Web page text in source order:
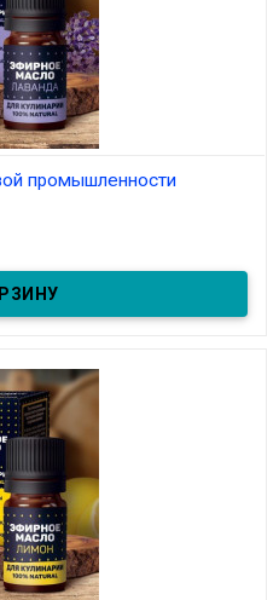
промышленности
Лаванда 5 мл